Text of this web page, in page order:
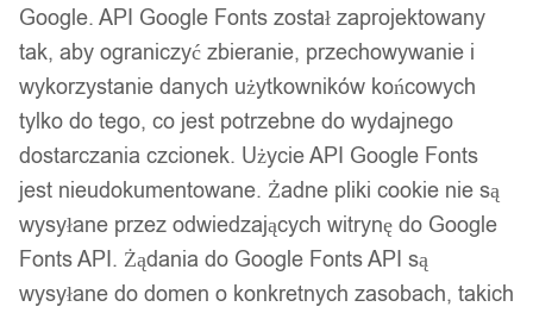
Google. API Google Fonts został zaprojektowany
tak, aby ograniczyć zbieranie, przechowywanie i
wykorzystanie danych użytkowników końcowych
tylko do tego, co jest potrzebne do wydajnego
dostarczania czcionek. Użycie API Google Fonts
jest nieudokumentowane. Żadne pliki cookie nie są
wysyłane przez odwiedzających witrynę do Google
Fonts API. Żądania do Google Fonts API są
wysyłane do domen o konkretnych zasobach, takich